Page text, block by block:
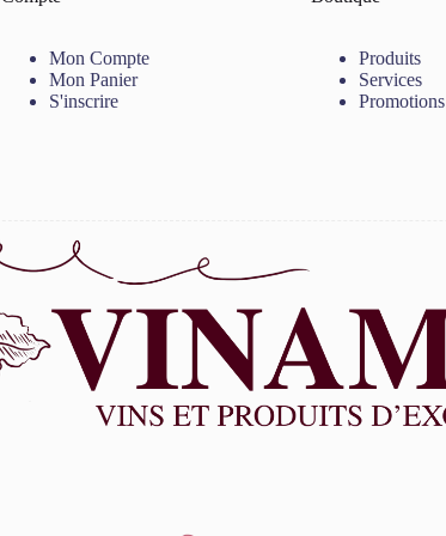
Mon Compte
Mon Panier
S'inscrire
Produits
Services
Promotions